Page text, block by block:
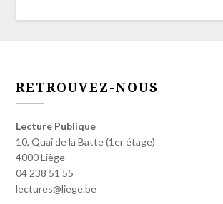
RETROUVEZ-NOUS
Lecture Publique
10, Quai de la Batte (1er étage)
4000 Liège
04 238 51 55
lectures@liege.be